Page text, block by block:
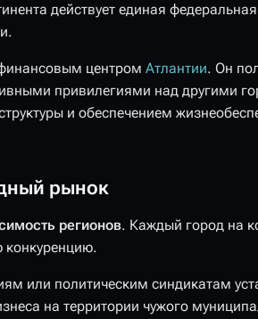
действует единая
центром Атлантии. Он
привилегиями над другими
и обеспечением
рынок
регионов. Каждый город на
конкуренцию.
или политическим синдикатам
на территории чужого